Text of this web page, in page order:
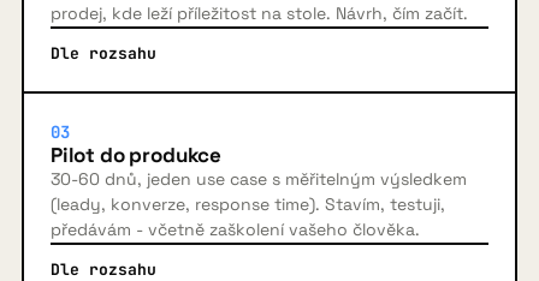
prodej, kde leží příležitost na stole. Návrh, čím začít.
Dle rozsahu
03
Pilot do produkce
30-60 dnů, jeden use case s měřitelným výsledkem
(leady, konverze, response time). Stavím, testuji,
předávám - včetně zaškolení vašeho člověka.
Dle rozsahu